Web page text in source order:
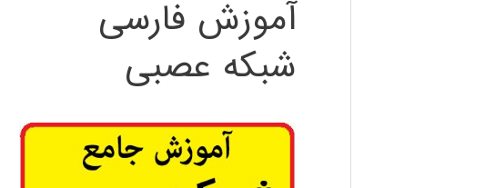
آموزش فارسی
شبکه عصبی